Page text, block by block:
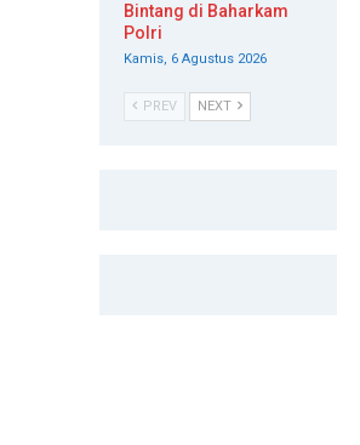
Bintang di Baharkam
Polri
Kamis, 6 Agustus 2026
PREV NEXT